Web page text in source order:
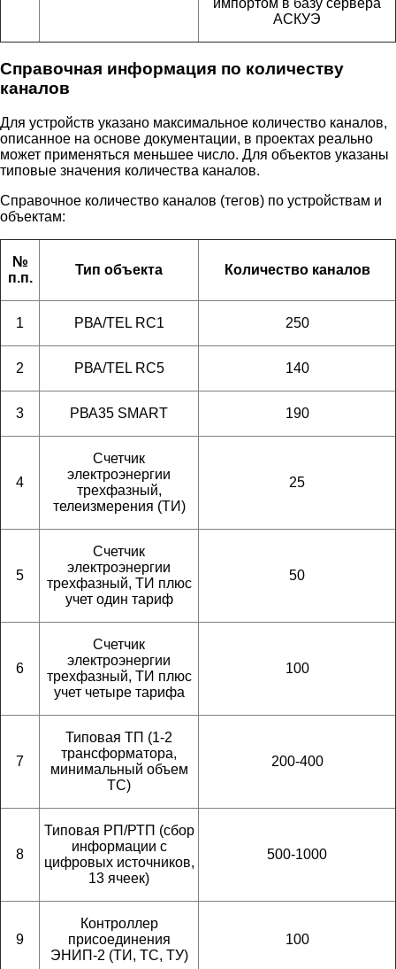
импортом в базу сервера
АСКУЭ
Справочная информация по количеству
каналов
Для устройств указано максимальное количество каналов,
описанное на основе документации, в проектах реально
может применяться меньшее число. Для объектов указаны
типовые значения количества каналов.
Справочное количество каналов (тегов) по устройствам и
объектам:
№
п.п.
Тип объекта Количество каналов
1 РВА/TEL RC1 250
2 РВА/TEL RC5 140
3 РВА35 SMART 190
4
Счетчик
электроэнергии
трехфазный,
телеизмерения (ТИ)
25
5
Счетчик
электроэнергии
трехфазный, ТИ плюс
учет один тариф
50
6
Счетчик
электроэнергии
трехфазный, ТИ плюс
учет четыре тарифа
100
7
Типовая ТП (1-2
трансформатора,
минимальный объем
ТС)
200-400
8
Типовая РП/РТП (сбор
информации с
цифровых источников,
13 ячеек)
500-1000
9
Контроллер
присоединения
ЭНИП-2 (ТИ, ТС, ТУ)
100